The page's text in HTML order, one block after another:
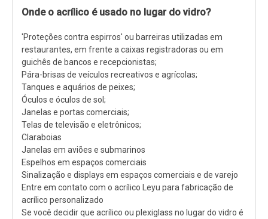
Onde o acrílico é usado no lugar do vidro?
'Proteções contra espirros' ou barreiras utilizadas em
restaurantes, em frente a caixas registradoras ou em
guichês de bancos e recepcionistas;
Pára-brisas de veículos recreativos e agrícolas;
Tanques e aquários de peixes;
Óculos e óculos de sol;
Janelas e portas comerciais;
Telas de televisão e eletrônicos;
Claraboias
Janelas em aviões e submarinos
Espelhos em espaços comerciais
Sinalização e displays em espaços comerciais e de varejo
Entre em contato com o acrílico Leyu para fabricação de
acrílico personalizado
Se você decidir que acrílico ou plexiglass no lugar do vidro é